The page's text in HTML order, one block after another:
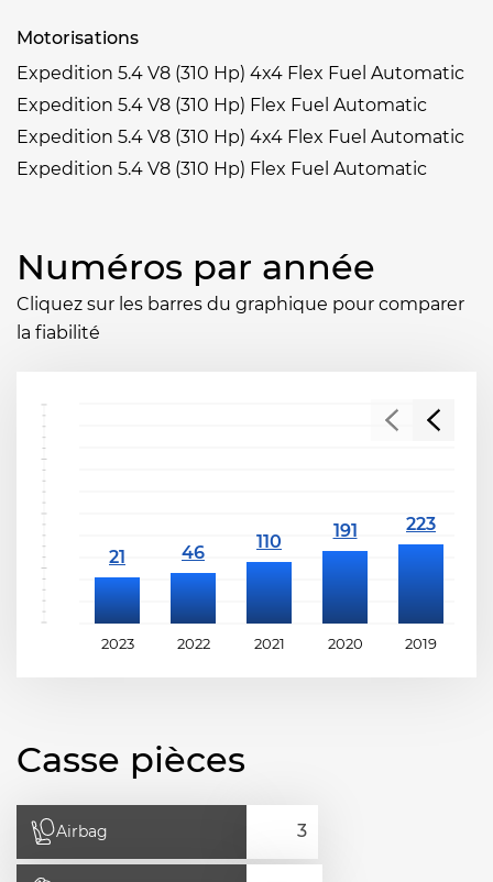
Motorisations
Expedition 5.4 V8 (310 Hp) 4x4 Flex Fuel Automatic
Expedition 5.4 V8 (310 Hp) Flex Fuel Automatic
Expedition 5.4 V8 (310 Hp) 4x4 Flex Fuel Automatic
Expedition 5.4 V8 (310 Hp) Flex Fuel Automatic
Numéros par année
Cliquez sur les barres du graphique pour comparer
la fiabilité
2023 2022 2021 2020 2019
Casse pièces
Airbag